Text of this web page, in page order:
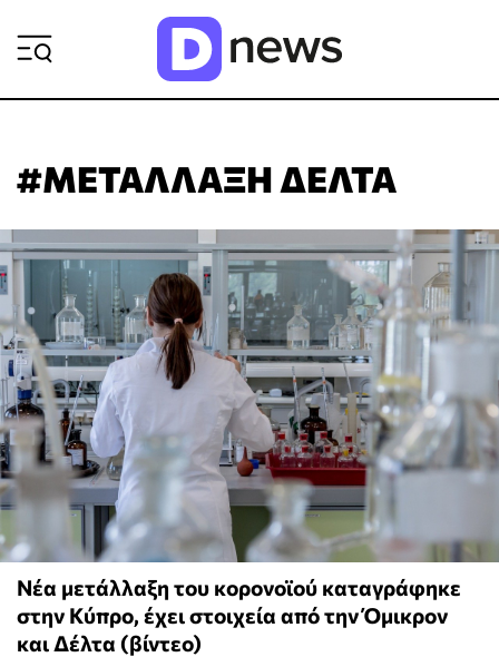
#ΜΕΤΑΛΛΑΞΗ ΔΕΛΤΑ
Νέα μετάλλαξη του κορονοϊού καταγράφηκε
στην Κύπρο, έχει στοιχεία από την Όμικρον
και Δέλτα (βίντεο)